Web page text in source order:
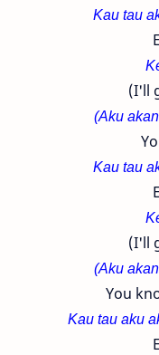
Kau tau
(I'll
(Aku
Kau tau
(I'll
(Aku
You
Kau tau aku